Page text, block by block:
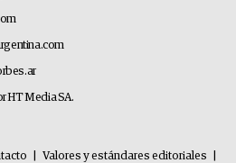
HT Media SA.
Valores y estándares editoriales